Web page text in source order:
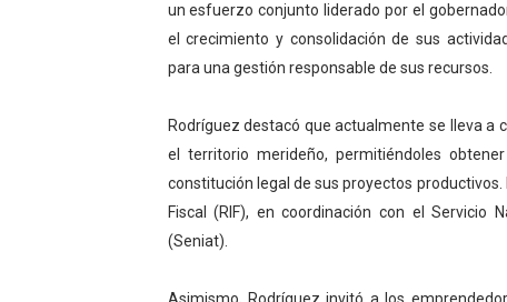
Iniciación al yoga reúne a
Mincomunas impulsa el
Expertos inspeccionan
un esfuerzo conjunto liderado por el
el crecimiento y consolidación de sus
para una gestión responsable de sus recursos.
Rodríguez destacó que actualmente se lleva
el territorio merideño, permitiéndoles
constitución legal de sus proyectos
Fiscal (RIF), en coordinación con el Servicio
(Seniat).